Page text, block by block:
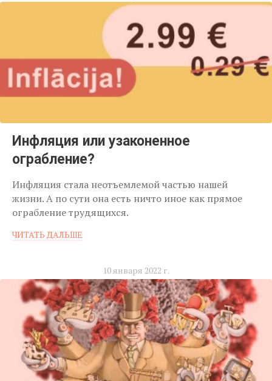
Инфляция или узаконенное
ограбление?
Инфляция стала неотъемлемой частью нашей
жизни. А по сути она есть ничто иное как прямое
ограбление трудящихся.
ЧИТАТЬ ДАЛЬШЕ
10 января 2022 г.